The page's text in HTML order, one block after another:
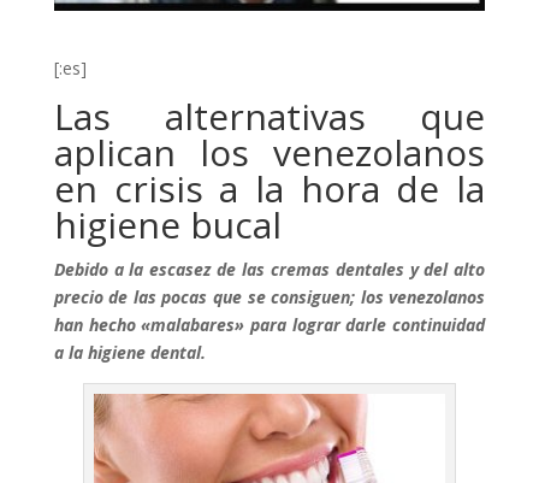
[:es]
Las alternativas que
aplican los venezolanos
en crisis a la hora de la
higiene bucal
Debido a la escasez de las cremas dentales y del alto
precio de las pocas que se consiguen; los venezolanos
han hecho «malabares» para lograr darle continuidad
a la higiene dental.